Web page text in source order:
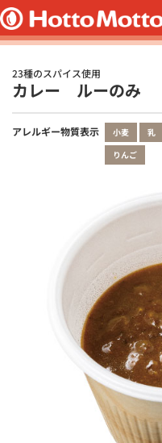
23種のスパイス使用
カレー ルーのみ
アレルギー物質表示 小麦 乳
りんご